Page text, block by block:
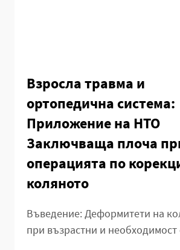
Взросла травма и
ортопедична система:
Приложение на HTO
Заключваща плоча
операцията по
коляното
Въведение: Деформитети на
при възрастни и необходимост